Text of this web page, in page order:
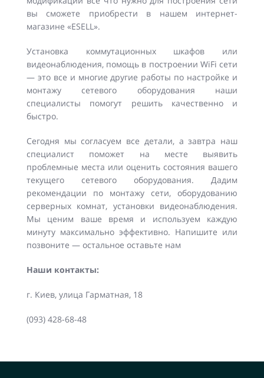
вы сможете приобрести в нашем интернет-
магазине «ESELL».
Установка коммутационных шкафов или
видеонаблюдения, помощь в построении WiFi сети
— это все и многие другие работы по настройке и
монтажу сетевого оборудования наши
специалисты помогут решить качественно и
быстро.
Сегодня мы согласуем все детали, а завтра наш
специалист поможет на месте выявить
проблемные места или оценить состояния вашего
текущего сетевого оборудования. Дадим
рекомендации по монтажу сети, оборудованию
серверных комнат, установки видеонаблюдения.
Мы ценим ваше время и используем каждую
минуту максимально эффективно. Напишите или
позвоните — остальное оставьте нам
Наши контакты:
г. Киев, улица Гарматная, 18
(093) 428-68-48